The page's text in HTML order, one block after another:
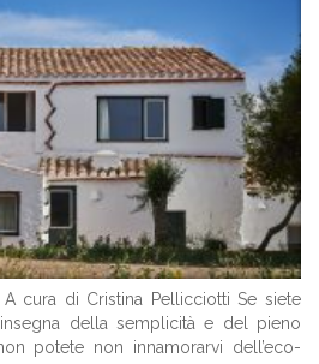
cura di Cristina Pellicciotti Se siete
della semplicità e del pieno
potete non innamorarvi dell’eco-